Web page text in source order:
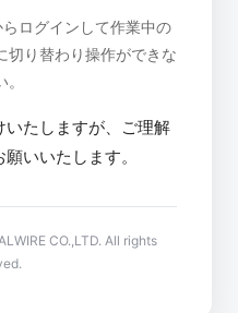
ログインして作業中の
切り替わり操作ができな
たしますが、ご理解
いいたします。
CO.,LTD. All rights